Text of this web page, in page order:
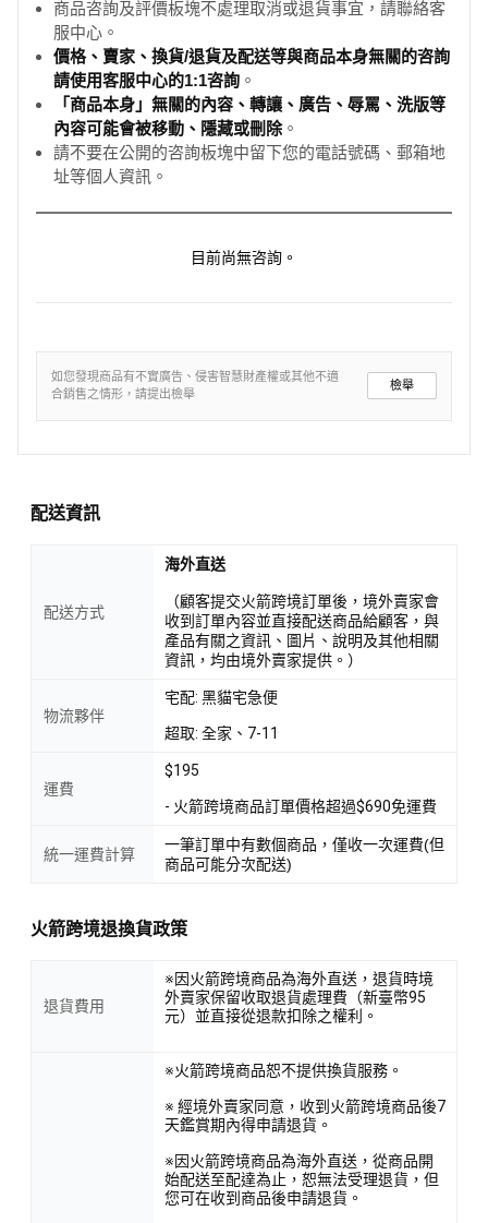
商品咨詢及評價板塊不處理取消或退貨事宜，請聯絡客
服中心。
價格、賣家、換貨/退貨及配送等與商品本身無關的咨詢
請使用客服中心的1:1咨詢 。
「商品本身」無關的內容、轉讓、廣告、辱罵、洗版等
內容可能會被移動、隱藏或刪除。
請不要在公開的咨詢板塊中留下您的電話號碼、郵箱地
址等個人資訊。
目前尚無咨詢。
如您發現商品有不實廣告、侵害智慧財產權或其他不適
合銷售之情形，請提出檢舉
檢舉
配送資訊
配送方式
海外直送
（顧客提交火箭跨境訂單後，境外賣家會
收到訂單內容並直接配送商品給顧客，與
產品有關之資訊、圖片、說明及其他相關
資訊，均由境外賣家提供。）
物流夥伴
宅配: 黑貓宅急便
超取: 全家、7-11
運費
$195
- 火箭跨境商品訂單價格超過$690免運費
統一運費計算
一筆訂單中有數個商品，僅收一次運費(但
商品可能分次配送)
火箭跨境退換貨政策
退貨費用
※因火箭跨境商品為海外直送，退貨時境
外賣家保留收取退貨處理費（新臺幣95
元）並直接從退款扣除之權利。
※火箭跨境商品恕不提供換貨服務。
※ 經境外賣家同意，收到火箭跨境商品後7
天鑑賞期內得申請退貨。
※因火箭跨境商品為海外直送，從商品開
始配送至配達為止，恕無法受理退貨，但
您可在收到商品後申請退貨。